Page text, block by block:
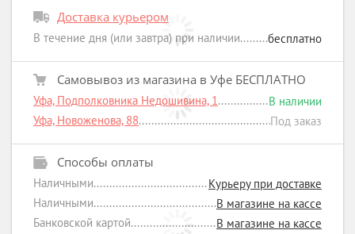
Доставка курьером
В течение дня (или завтра) при наличии бесплатно
Самовывоз из магазина в Уфе БЕСПЛАТНО
Уфа, Подполковника Недошивина, 1
В наличии
Уфа, Новоженова, 88
Под заказ
Способы оплаты
Наличными
Курьеру при доставке
Наличными
В магазине на кассе
Банковской картой
В магазине на кассе